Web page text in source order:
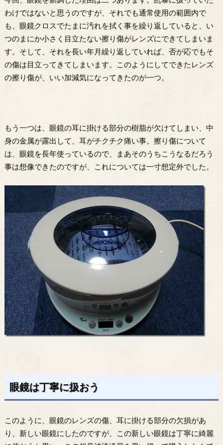
わけではないと思うのですが、それでも通常使用の範囲内で
も、眼鏡クロスでたまに汚れを拭く事を繰り返していると、い
つのまにか小さく目立たない擦り傷がレンズにできてしまいま
す。そして、それを長い年月繰り返していれば、否が応でもそ
の傷は目立ってきてしまいます。このようにしてできたレンズ
の擦り傷が、いい加減気になってきたのが一つ。
もう一つは、眼鏡の耳に掛ける部分の樹脂が欠けてしまい、中
身の金属が露出して、耳がチクチク痛い事。擦り傷について
は、眼鏡を長年使っているので、まあそのうちこうなるだろう
事は想像できたのですが、これについては一寸想定外でした。
眼鏡は丁寧に扱おう
このように、眼鏡のレンズの傷、耳に掛ける部分の欠損があ
り、新しい眼鏡にしたのですが、この新しい眼鏡は丁寧に綺麗